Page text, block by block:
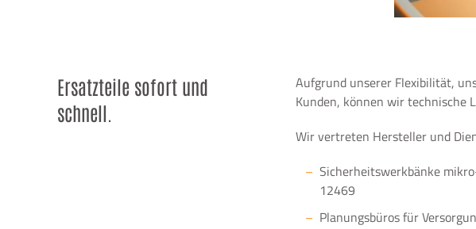
Ersatzteile sofort und
schnell.
Aufgrund unserer Flexibilität,
Kunden, können wir technische
Wir vertreten Hersteller und
Sicherheitswerkbänke
12469
Planungsbüros für